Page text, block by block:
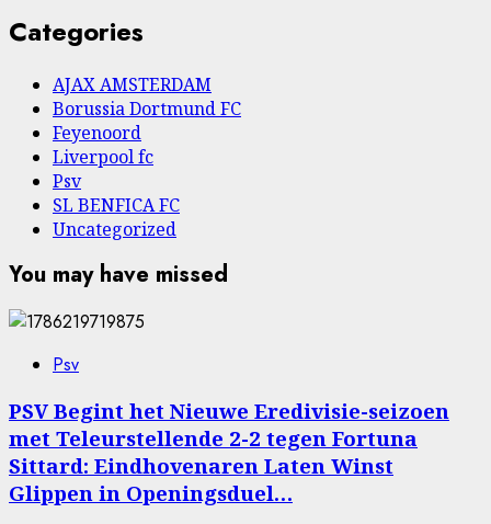
Categories
AJAX AMSTERDAM
Borussia Dortmund FC
Feyenoord
Liverpool fc
Psv
SL BENFICA FC
Uncategorized
You may have missed
Psv
PSV Begint het Nieuwe Eredivisie-seizoen
met Teleurstellende 2-2 tegen Fortuna
Sittard: Eindhovenaren Laten Winst
Glippen in Openingsduel…